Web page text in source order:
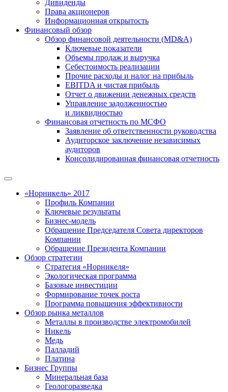
Дивиденды
Права акционеров
Информационная открытость
Финансовый обзор
Обзор финансовой деятельности (MD&A)
Ключевые показатели
Объемы продаж и выручка
Себестоимость реализации
Прочие расходы и налог на прибыль
EBITDA и чистая прибыль
Отчет о движении денежных средств
Управление задолженностью
и ликвидностью
Финансовая отчетность по МСФО
Заявление об ответственности руководства
Аудиторское заключение независимых
аудиторов
Консолидированная финансовая отчетность
«Норникель» 2017
Профиль Компании
Ключевые результаты
Бизнес-модель
Обращение Председателя Совета директоров
Компании
Обращение Президента Компании
Обзор стратегии
Стратегия «Норникеля»
Экологическая программа
Базовые инвестиции
Формирование точек роста
Программа повышения эффективности
Обзор рынка металлов
Металлы в производстве электромобилей
Никель
Медь
Палладий
Платина
Бизнес Группы
Минеральная база
Геологоразведка